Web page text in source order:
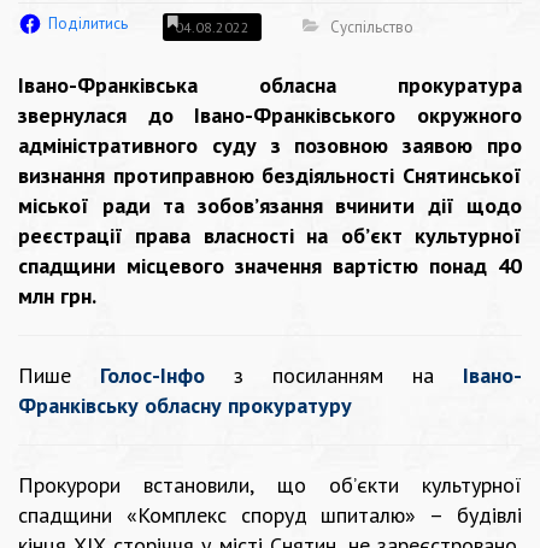
Поділитись 04.08.2022 Суспільство
Івано-Франківська обласна прокуратура
звернулася до Івано-Франківського окружного
адміністративного суду з позовною заявою про
визнання протиправною бездіяльності Снятинської
міської ради та зобов’язання вчинити дії щодо
реєстрації права власності на об’єкт культурної
спадщини місцевого значення вартістю понад 40
млн грн.
Пише Голос-Інфо з посиланням на Івано-
Франківську обласну прокуратуру
Прокурори встановили, що об’єкти культурної
спадщини «Комплекс споруд шпиталю» – будівлі